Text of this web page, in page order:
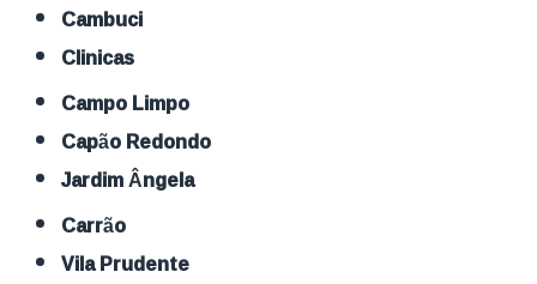
Cambuci
Clinicas
Campo Limpo
Capão Redondo
Jardim Ângela
Carrão
Vila Prudente